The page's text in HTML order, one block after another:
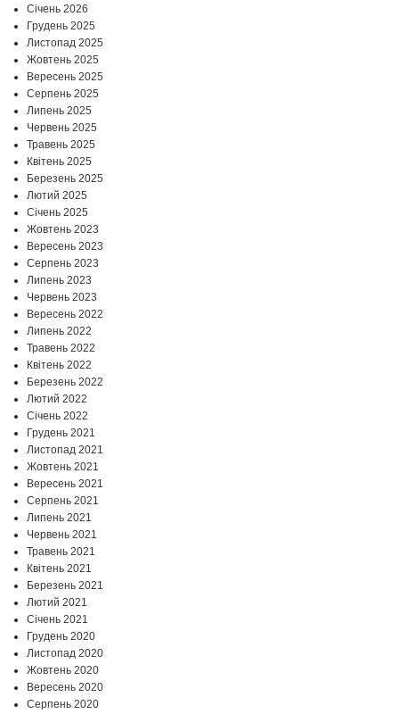
Січень 2026
Грудень 2025
Листопад 2025
Жовтень 2025
Вересень 2025
Серпень 2025
Липень 2025
Червень 2025
Травень 2025
Квітень 2025
Березень 2025
Лютий 2025
Січень 2025
Жовтень 2023
Вересень 2023
Серпень 2023
Липень 2023
Червень 2023
Вересень 2022
Липень 2022
Травень 2022
Квітень 2022
Березень 2022
Лютий 2022
Січень 2022
Грудень 2021
Листопад 2021
Жовтень 2021
Вересень 2021
Серпень 2021
Липень 2021
Червень 2021
Травень 2021
Квітень 2021
Березень 2021
Лютий 2021
Січень 2021
Грудень 2020
Листопад 2020
Жовтень 2020
Вересень 2020
Серпень 2020